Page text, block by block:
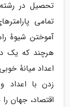
تحصیل در
تمامی
آموختن شیوهٔ
هرچند که یک
اعداد میانهٔ
زدن با اعداد
اقتصاد، جهان